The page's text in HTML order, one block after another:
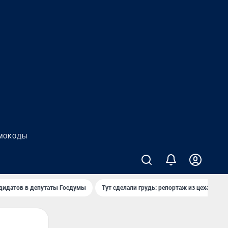
в депутаты Госдумы Тут сделали грудь: репортаж из цеха